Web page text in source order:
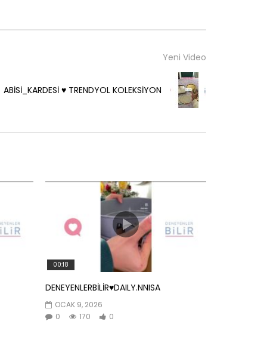
Yeni Video
ABİSİ_KARDESİ ♥️ TRENDYOL KOLEKSİYON
00:18
DENEYENLERBİLİR♥️DAILY.NNISA
OCAK 9, 2026
0
170 0